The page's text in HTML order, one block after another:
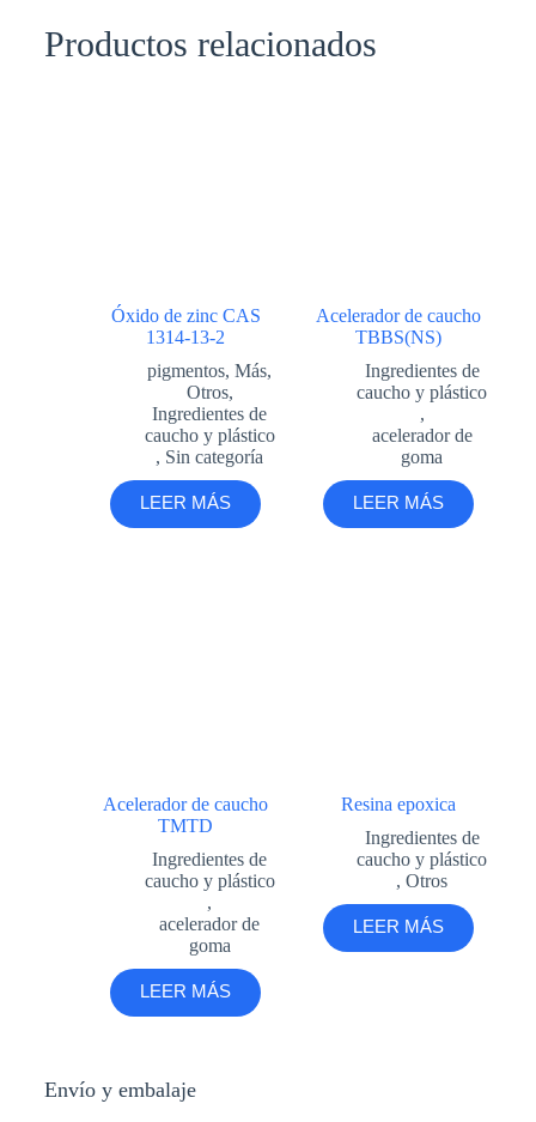
Productos relacionados
Óxido de zinc CAS
1314-13-2
pigmentos,Más,
Otros,
Ingredientes de
caucho y plástico
, Sin categoría
LEER MÁS
Acelerador de caucho
TBBS(NS)
Ingredientes de
caucho y plástico
,
acelerador de
goma
LEER MÁS
Acelerador de caucho
TMTD
Ingredientes de
caucho y plástico
,
acelerador de
goma
LEER MÁS
Resina epoxica
Ingredientes de
caucho y plástico
,Otros
LEER MÁS
Envío y embalaje